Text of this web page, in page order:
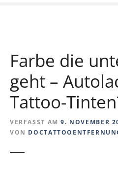
Farbe die
geht –
Tattoo-
VERFASST AM 9. NOVEMBER
VON